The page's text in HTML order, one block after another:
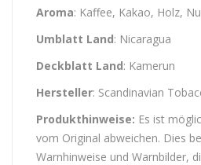
Aroma: Kaffee, Kakao, Holz,
Umblatt Land: Nicaragua
Deckblatt Land: Kamerun
Hersteller: Scandinavian
Produkthinweise: Es ist
vom Original abweichen. Dies
Warnhinweise und Warnbilder,